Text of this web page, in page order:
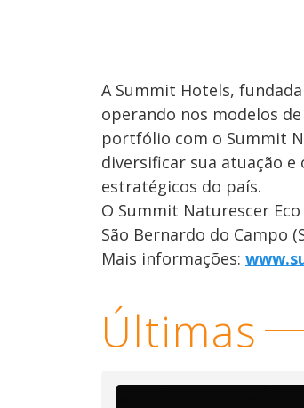
A Summit Hotels,
operando nos modelos
portfólio com o Summit
diversificar sua atuação
estratégicos do país.
O Summit Naturescer
São Bernardo do Campo
Mais informações:
Últimas